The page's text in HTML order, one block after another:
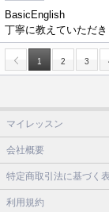
BasicEnglish
丁寧に教えていただ
1 2 3
マイレッスン
会社概要
特定商取引法に基づく
利用規約